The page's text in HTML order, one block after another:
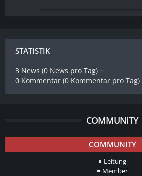
STATISTIK
3 News (0 News pro Tag)
0 Kommentar (0 Kommentar pro Tag)
COMMUNITY
COMMUNITY
Leitung
Member